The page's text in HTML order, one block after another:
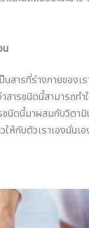
น
สารที่ร่างกายของเ
สารชนิดนี้สามารถทำ
นิดนี้มาผสมกับวิตา
ห้กับตัวเราเองนั่นเอ